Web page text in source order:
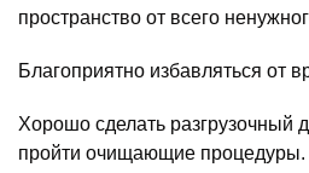
пространство от всего
Благоприятно избавляться от
Хорошо сделать разгрузочный
пройти очищающие процедуры.